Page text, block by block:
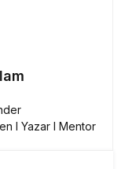
I Yazar I Mentor